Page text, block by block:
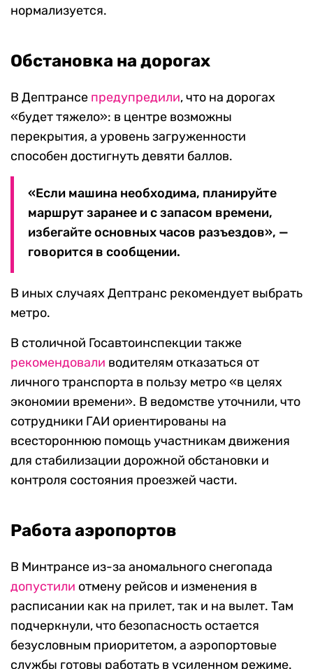
нормализуется.
Обстановка на дорогах
В Дептрансе предупредили, что на дорогах
«будет тяжело»: в центре возможны
перекрытия, а уровень загруженности
способен достигнуть девяти баллов.
«Если машина необходима, планируйте
маршрут заранее и с запасом времени,
избегайте основных часов разъездов», —
говорится в сообщении.
В иных случаях Дептранс рекомендует выбрать
метро.
В столичной Госавтоинспекции также
рекомендовали водителям отказаться от
личного транспорта в пользу метро «в целях
экономии времени». В ведомстве уточнили, что
сотрудники ГАИ ориентированы на
всестороннюю помощь участникам движения
для стабилизации дорожной обстановки и
контроля состояния проезжей части.
Работа аэропортов
В Минтрансе из-за аномального снегопада
допустили отмену рейсов и изменения в
расписании как на прилет, так и на вылет. Там
подчеркнули, что безопасность остается
безусловным приоритетом, а аэропортовые
службы готовы работать в усиленном режиме.